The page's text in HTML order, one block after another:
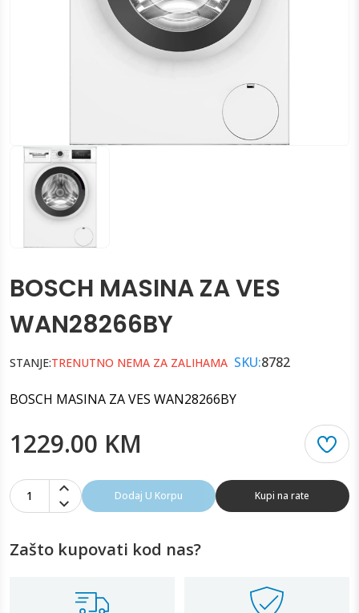
BOSCH MASINA ZA VES
WAN28266BY
STANJE:TRENUTNO NEMA ZA ZALIHAMA SKU:8782
BOSCH MASINA ZA VES WAN28266BY
1229.00 KM
1 Dodaj U Korpu Kupi na rate
Zašto kupovati kod nas?